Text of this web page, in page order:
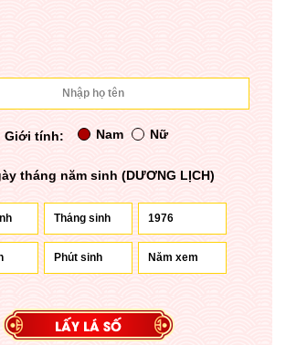
Giới tính: Nam Nữ
tháng năm sinh (DƯƠNG LỊCH)